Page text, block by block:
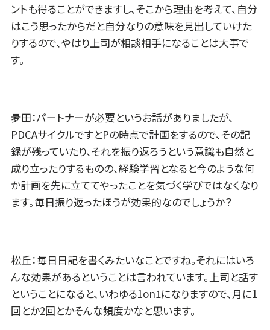
ントも得ることができますし、そこから理由を考えて、自分
はこう思ったからだと自分なりの意味を見出していけた
りするので、やはり上司が相談相手になることは大事で
す。
夛田：パートナーが必要というお話がありましたが、
PDCAサイクルですとPの時点で計画をするので、その記
録が残っていたり、それを振り返ろうという意識も自然と
成り立ったりするものの、経験学習となると今のような何
か計画を先に立ててやったことを気づく学びではなくなり
ます。毎日振り返ったほうが効果的なのでしょうか？
松丘：毎日日記を書くみたいなことですね。それにはいろ
んな効果があるということは言われています。上司と話す
ということになると、いわゆる1on1になりますので、月に1
回とか2回とかそんな頻度かなと思います。